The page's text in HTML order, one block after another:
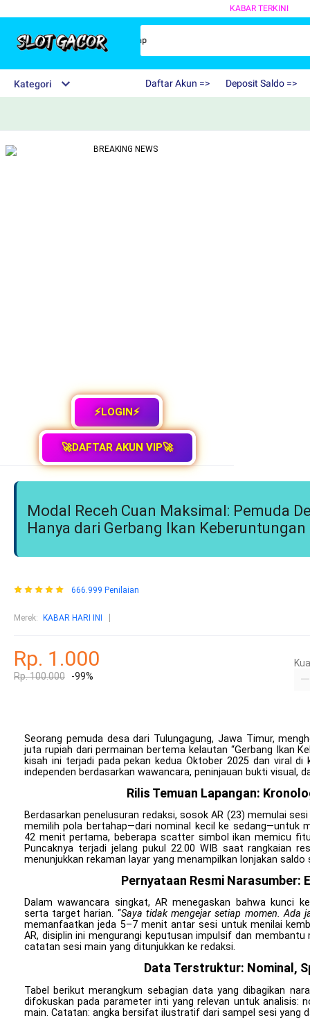
KABAR TERKINI
Hadiah Terbesar dan Terlengkap
Kategori Daftar Akun => Deposit Saldo =>
⚡LOGIN⚡
🚀DAFTAR AKUN VIP🚀
Modal Receh Cuan Maksimal: Pemuda
Hanya dari Gerbang Ikan Keberuntungan
666.999 Penilaian
Merek: KABAR HARI INI
Rp. 1.000
Rp. 100.000 -99%
Seorang pemuda desa dari Tulungagung, Jawa Timur,
juta rupiah dari permainan bertema kelautan “Gerbang Ikan
kisah ini terjadi pada pekan kedua Oktober 2025 dan viral
independen berdasarkan wawancara, peninjauan bukti visual,
Rilis Temuan Lapangan:
Berdasarkan penelusuran redaksi, sosok AR (23) memulai
memilih pola bertahap—dari nominal kecil ke sedang—untuk
42 menit pertama, beberapa scatter simbol ikan memicu
Puncaknya terjadi jelang pukul 22.00 WIB saat rangkaian
menunjukkan rekaman layar yang menampilkan lonjakan
Pernyataan Resmi Narasumber:
Dalam wawancara singkat, AR menegaskan bahwa kunci
serta target harian. “Saya tidak mengejar setiap momen. Ada
memanfaatkan jeda 5–7 menit antar sesi untuk menilai
AR, disiplin ini mengurangi keputusan impulsif dan
catatan sesi main yang ditunjukkan ke redaksi.
Data Terstruktur: Nominal,
Tabel berikut merangkum sebagian data yang dibagikan
difokuskan pada parameter inti yang relevan untuk analisis:
main. Catatan: angka bersifat ilustratif dari sampel sesi yang